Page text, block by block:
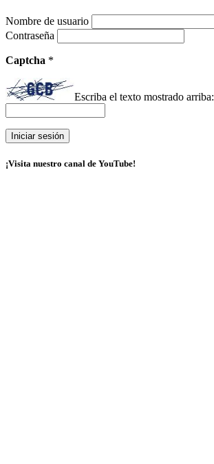
Nombre de usuario
Contraseña
Captcha *
Escriba el texto mostrado arriba:
¡Visita nuestro canal de YouTube!